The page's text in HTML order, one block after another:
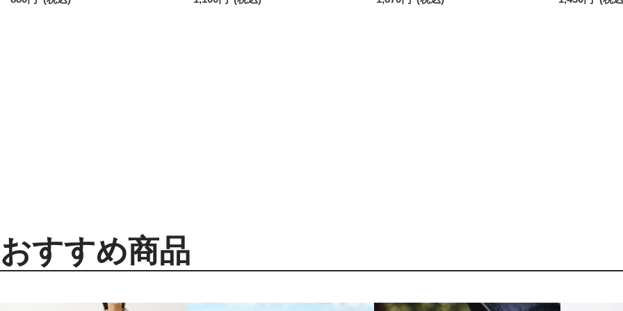
おすすめ商品